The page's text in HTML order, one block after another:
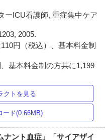
ーICU看護師, 重症集中ケア
2005.
円（税込）、基本料金制
基本料金制の方共に1,199
クトを見る
ード(0.66MB)
ント血症」「サイアザイ